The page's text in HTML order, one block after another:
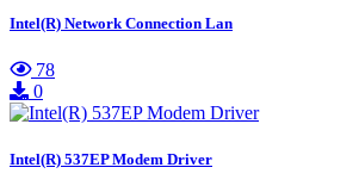
Intel(R) Network Connection Lan
78
0
Intel(R) 537EP Modem Driver